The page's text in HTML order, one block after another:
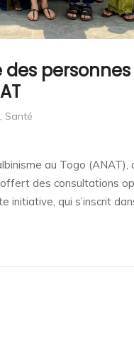
, Santé
au Togo (ANAT),
des consultations
initiative, qui s’inscrit